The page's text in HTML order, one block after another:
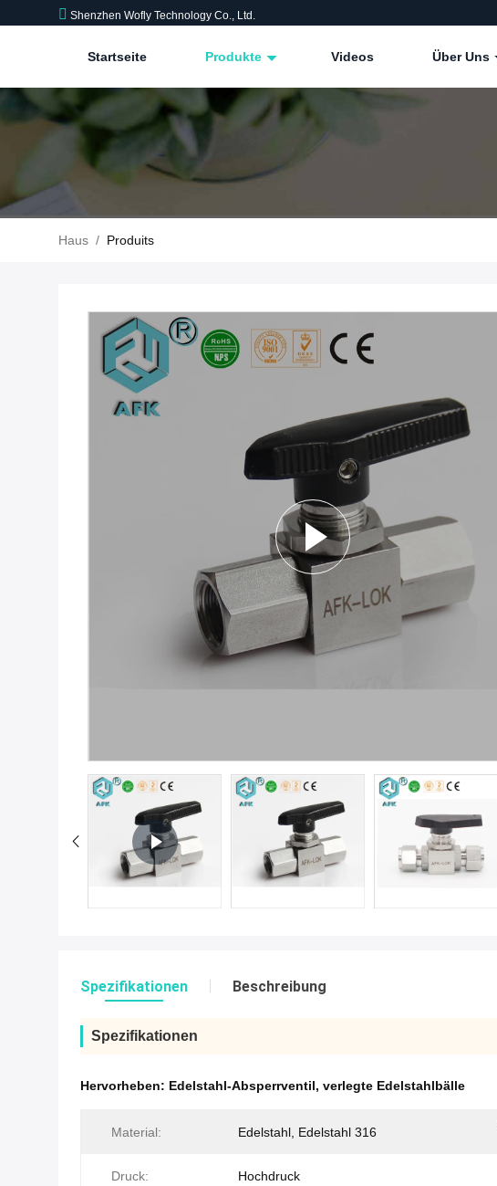
Shenzhen Wofly Technology Co., Ltd.
Startseite Produkte Videos Über Uns
Haus / Produits
Spezifikationen Beschreibung
Spezifikationen
Hervorheben: Edelstahl-Absperrventil, verlegte Edelstahlbälle
Material: Edelstahl, Edelstahl 316
Druck: Hochdruck